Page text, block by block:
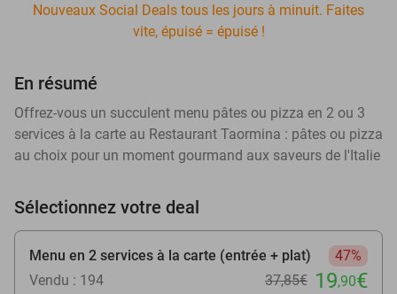
Nouveaux Social Deals tous les jours à minuit. Faites
vite, épuisé = épuisé !
En résumé
Offrez-vous un succulent menu pâtes ou pizza en 2 ou 3
services à la carte au Restaurant Taormina : pâtes ou pizza
au choix pour un moment gourmand aux saveurs de l'Italie
Sélectionnez votre deal
Menu en 2 services à la carte (entrée + plat)
47%
Vendu : 194
37,85€ 19,90€